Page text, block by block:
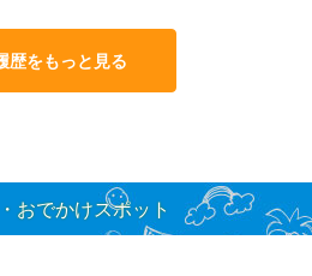
歴をもっと見る
おでかけスポット